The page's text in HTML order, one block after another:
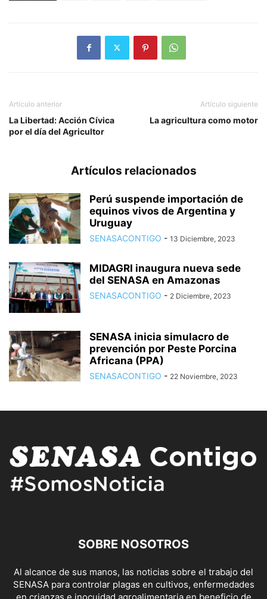
Artículo anterior
La Libertad: Acción Cívica
por el día del Agricultor
Artículo siguiente
La agricultura como motor
Artículos relacionados
Perú suspende importación de
equinos vivos de Argentina y
Uruguay
SENASACONTIGO - 13 Diciembre, 2023
MIDAGRI inaugura nueva sede
del SENASA en Amazonas
SENASACONTIGO - 2 Diciembre, 2023
SENASA inicia simulacro de
prevención por Peste Porcina
Africana (PPA)
SENASACONTIGO - 22 Noviembre, 2023
SOBRE NOSOTROS
Al alcance de sus manos, las noticias sobre el trabajo del
SENASA para controlar plagas en cultivos, enfermedades